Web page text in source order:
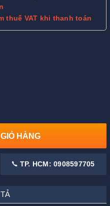
thuế VAT khi thanh toán
HÀNG
TP. HCM: 0908597705